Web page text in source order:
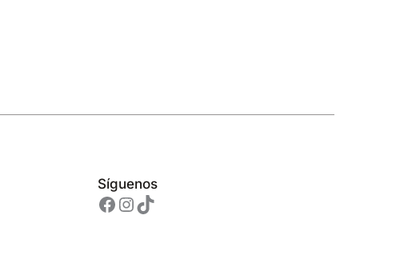
Síguenos
Facebook
Instagram
TikTok